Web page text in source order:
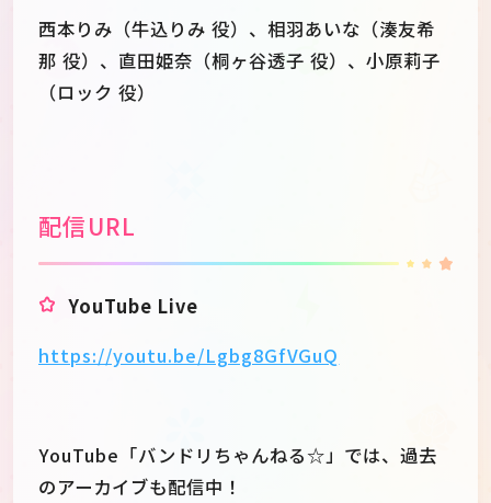
西本りみ（牛込りみ 役）、相羽あいな（湊友希
那 役）、直田姫奈（桐ヶ谷透子 役）、小原莉子
（ロック 役）
配信URL
YouTube Live
https://youtu.be/Lgbg8GfVGuQ
YouTube「バンドリちゃんねる☆」では、過去
のアーカイブも配信中！